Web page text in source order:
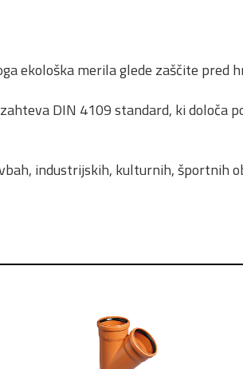
ekološka merila glede zaščite pred
DIN 4109 standard, ki določa
industrijskih, kulturnih, športnih